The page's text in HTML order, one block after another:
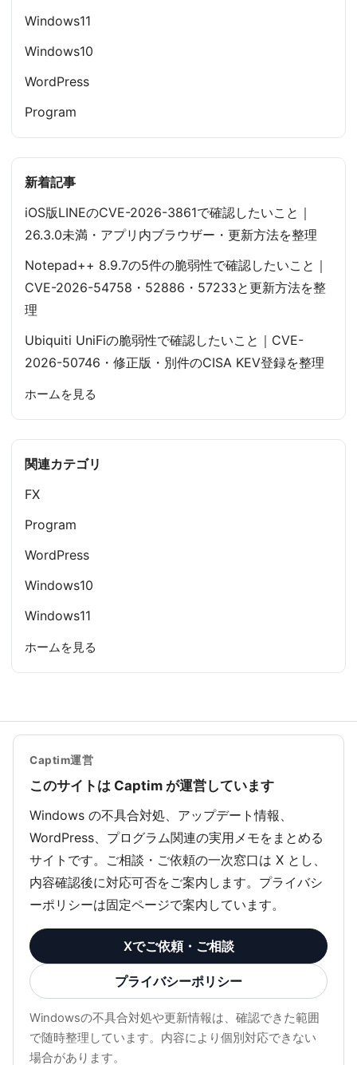
Windows11
Windows10
WordPress
Program
新着記事
iOS版LINEのCVE-2026-3861で確認したいこと｜
26.3.0未満・アプリ内ブラウザー・更新方法を整理
Notepad++ 8.9.7の5件の脆弱性で確認したいこと｜
CVE-2026-54758・52886・57233と更新方法を整
理
Ubiquiti UniFiの脆弱性で確認したいこと｜CVE-
2026-50746・修正版・別件のCISA KEV登録を整理
ホームを見る
関連カテゴリ
FX
Program
WordPress
Windows10
Windows11
ホームを見る
Captim運営
このサイトは Captim が運営しています
Windows の不具合対処、アップデート情報、
WordPress、プログラム関連の実用メモをまとめる
サイトです。ご相談・ご依頼の一次窓口は X とし、
内容確認後に対応可否をご案内します。プライバシ
ーポリシーは固定ページで案内しています。
Xでご依頼・ご相談
プライバシーポリシー
Windowsの不具合対処や更新情報は、確認できた範囲
で随時整理しています。内容により個別対応できない
場合があります。